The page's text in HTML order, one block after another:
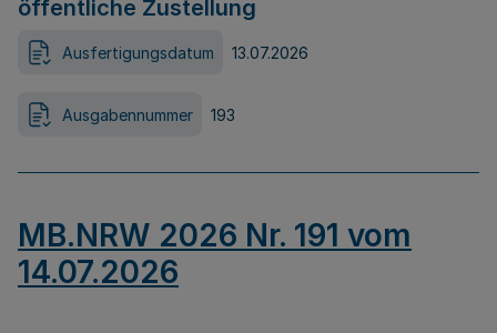
öffentliche Zustellung
Ausfertigungsdatum 13.07.2026
Ausgabennummer 193
MB.NRW 2026 Nr. 191 vom
14.07.2026